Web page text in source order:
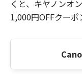
くと、キヤノンオ
1,000円OFFクーポ